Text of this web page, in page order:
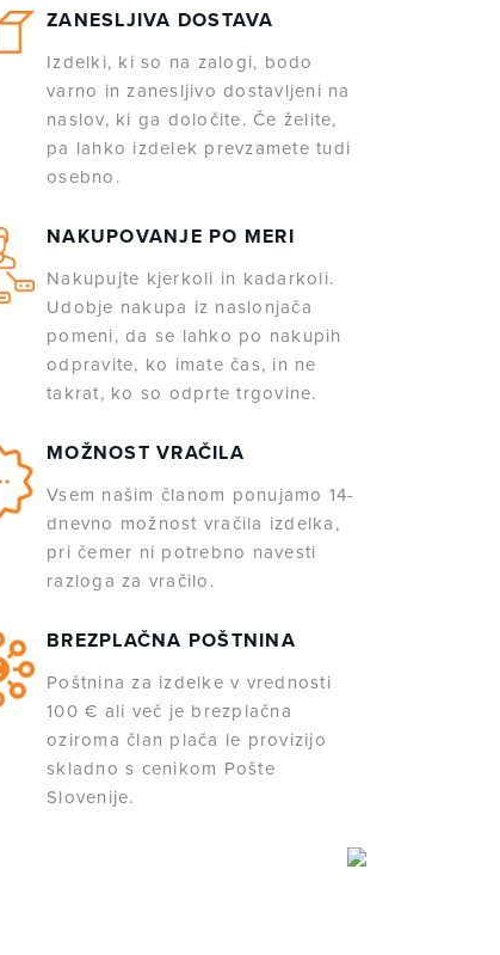
ZANESLJIVA DOSTAVA
Izdelki, ki so na zalogi, bodo
varno in zanesljivo dostavljeni na
naslov, ki ga določite. Če želite,
pa lahko izdelek prevzamete tudi
osebno.
NAKUPOVANJE PO MERI
Nakupujte kjerkoli in kadarkoli.
Udobje nakupa iz naslonjača
pomeni, da se lahko po nakupih
odpravite, ko imate čas, in ne
takrat, ko so odprte trgovine.
MOŽNOST VRAČILA
Vsem našim članom ponujamo 14-
dnevno možnost vračila izdelka,
pri čemer ni potrebno navesti
razloga za vračilo.
BREZPLAČNA POŠTNINA
Poštnina za izdelke v vrednosti
100 € ali več je brezplačna
oziroma član plača le provizijo
skladno s cenikom Pošte
Slovenije.